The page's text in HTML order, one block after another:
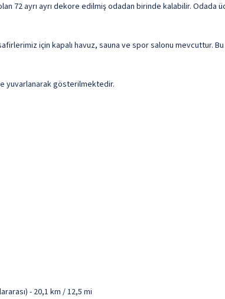
72 ayrı ayrı dekore edilmiş odadan birinde kalabilir.
için kapalı havuz, sauna ve spor salonu
yuvarlanarak gösterilmektedir.
- 20,1 km / 12,5 mi